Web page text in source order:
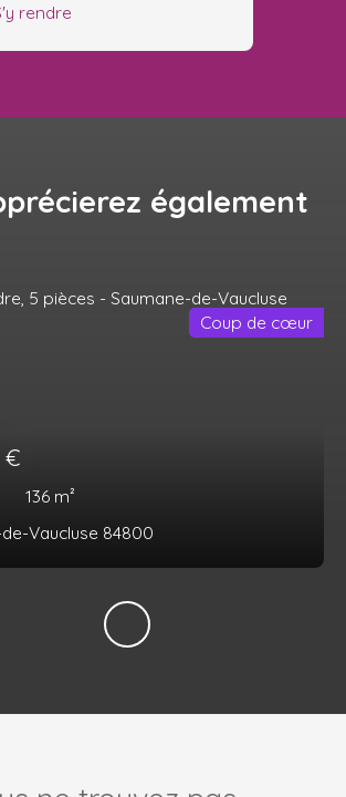
rendre
également
€
136 m²
Vaucluse 84800
Coup de cœur